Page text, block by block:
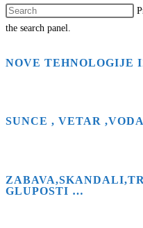
the search panel.
NOVE TEHNOLOGIJE
SUNCE , VETAR
GLUPOSTI …